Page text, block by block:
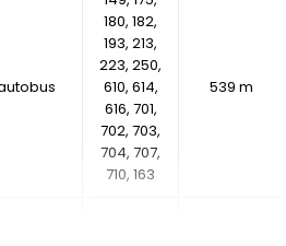
180, 182,
193, 213,
223, 250,
610, 614,
616, 701,
702, 703,
704, 707,
710, 163
539 m